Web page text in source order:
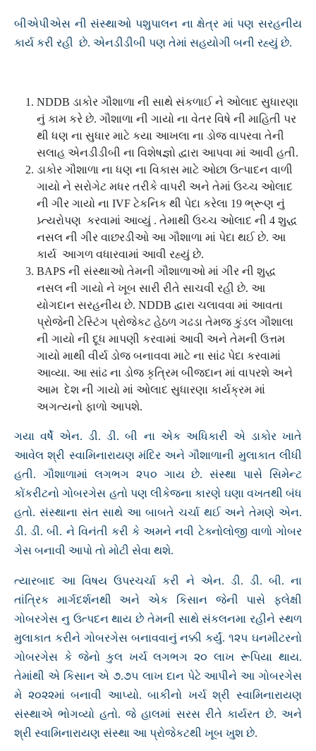
બીએપીએસ ની સંસ્થાઓ પશુપાલન ના ક્ષેત્ર માં પણ સરહનીય
કાર્ય કરી રહી છે. એનડીડીબી પણ તેમાં સહયોગી બની રહ્યું છે.
NDDB ડાકોર ગૌશાળા ની સાથે સંકળાઈ ને ઓલાદ સુધારણા
નું કામ કરે છે. ગૌશાળા ની ગાયો ના વેતર વિષે ની માહિતી પર
થી ધણ ના સુધાર માટે કયા આખલા ના ડોજ વાપરવા તેની
સલાહ એનડીડીબી ના વિશેષજ્ઞો દ્વારા આપવા માં આવી હતી.
ડાકોર ગૌશાળા ના ધણ ના વિકાસ માટે ઓછા ઉત્પાદન વાળી
ગાયો ને સરોગેટ મધર તરીકે વાપરી અને તેમાં ઉચ્ચ ઓલાદ
ની ગીર ગાયો ના IVF ટેકનિક થી પેદા કરેલા 19 ભ્રૂણ નું
પ્ર્ત્યરોપણ કરવામાં આવ્યું . તેમાથી ઉચ્ચ ઓલાદ ની 4 શુદ્ધ
નસલ ની ગીર વાછરડીઓ આ ગૌશાળા માં પેદા થઈ છે. આ
કાર્ય આગળ વધારવામાં આવી રહ્યું છે.
BAPS ની સંસ્થાઓ તેમની ગૌશાળાઓ માં ગીર ની શુદ્ધ
નસલ ની ગાયો ને ખૂબ સારી રીતે સાચવી રહી છે. આ
યોગદાન સરહનીય છે. NDDB દ્વારા ચલાવવા માં આવતા
પ્રોજેની ટેસ્ટિંગ પ્રોજેકટ હેઠળ ગઢડા તેમજ કુંડલ ગૌશાલા
ની ગાયો ની દૂધ માપણી કરવામાં આવી અને તેમની ઉત્તમ
ગાયો માથી વીર્ય ડોજ બનાવવા માટે ના સાંઢ પેદા કરવામાં
આવ્યા. આ સાંઢ ના ડોજ કૃત્રિમ બીજદાન માં વાપરશે અને
આમ દેશ ની ગાયો માં ઓલાદ સુધારણા કાર્યક્રમ માં
અગત્યનો ફાળો આપશે.
ગયા વર્ષે એન. ડી. ડી. બી ના એક અધિકારી એ ડાકોર ખાતે
આવેલ શ્રી સ્વામિનારાયણ મંદિર અને ગૌશાળાની મુલાકાત લીધી
હતી. ગૌશાળામાં લગભગ ૨૫૦ ગાય છે. સંસ્થા પાસે સિમેન્ટ
કોંકરીટનો ગોબરગેસ હતો પણ લીકેજના કારણે ઘણા વખતથી બંધ
હતો. સંસ્થાના સંત સાથે આ બાબતે ચર્ચા થઈ અને તેમણે એન.
ડી. ડી. બી. ને વિનંતી કરી કે અમને નવી ટેક્નોલોજી વાળો ગોબર
ગેસ બનાવી આપો તો મોટી સેવા થશે.
ત્યારબાદ આ વિષય ઉપરચર્ચા કરી ને એન. ડી. ડી. બી. ના
તાંત્રિક માર્ગદર્શનથી અને એક કિસાન જેની પાસે ફ્લેક્ષી
ગોબરગેસ નુ ઉત્પદન થાય છે તેમની સાથે સંકલનમા રહીને સ્થળ
મુલાકાત કરીને ગોબરગેસ બનાવવાનું નક્કી કર્યું. ૧૨૫ ઘનમીટરનો
ગોબરગેસ કે જેનો કુલ ખર્ચ લગભગ ૨૦ લાખ રૂપિયા થાય.
તેમાંથી એ કિસાન એ ૭.૭૫ લાખ દાન પેટે આપીને આ ગોબરગેસ
મે ૨૦૨૨માં બનાવી આપ્યો. બાકીનો ખર્ચ શ્રી સ્વામિનારાયણ
સંસ્થાએ ભોગવ્યો હતો. જે હાલમાં સરસ રીતે કાર્યરત છે. અને
શ્રી સ્વામિનારાયણ સંસ્થા આ પ્રોજેકટથી ખૂબ ખુશ છે.